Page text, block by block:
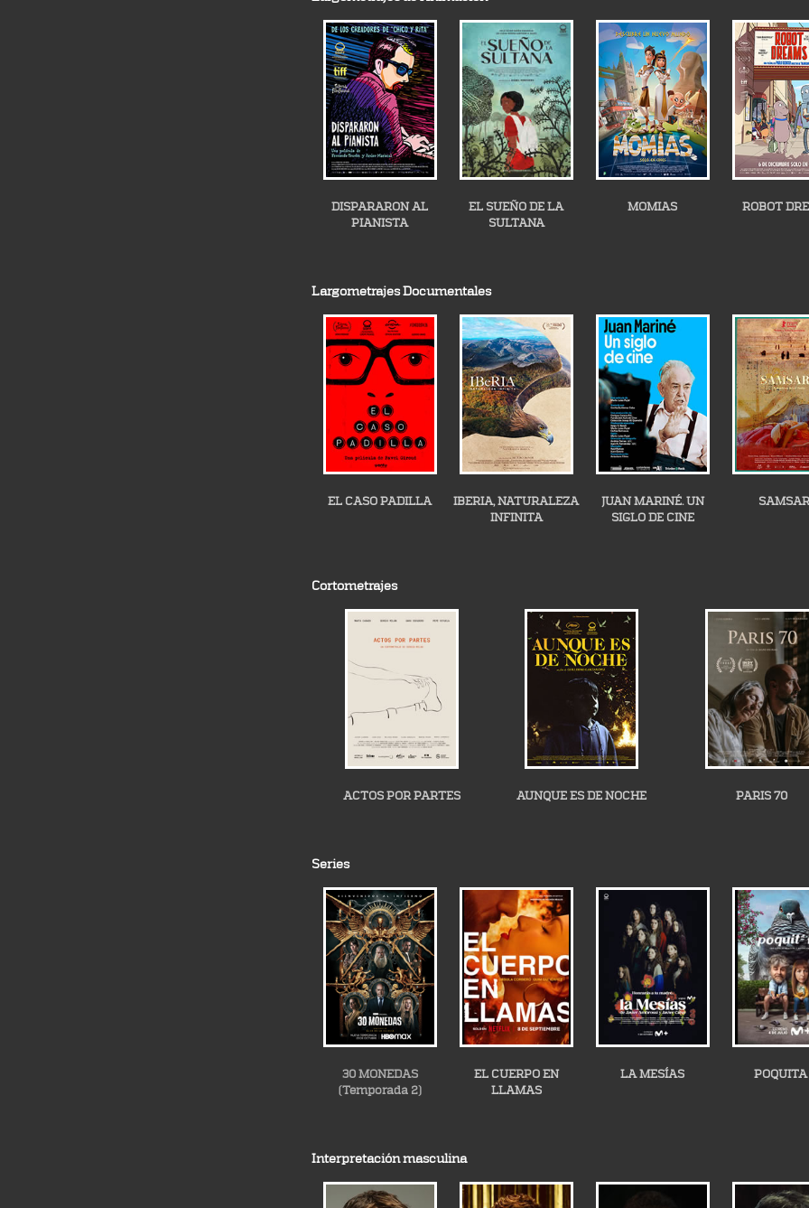
DISPARARON AL
PIANISTA
EL SUEÑO DE LA
SULTANA
MOMIAS ROBOT
Largometrajes Documentales
EL CASO PADILLA
IBERIA, NATURALEZA
INFINITA
JUAN MARINÉ. UN
SIGLO DE CINE
Cortometrajes
ACTOS POR PARTES AUNQUE ES DE NOCHE PARIS 70
Series
30 MONEDAS
(Temporada 2)
EL CUERPO EN
LLAMAS
LA MESÍAS POQUITA
Interpretación masculina